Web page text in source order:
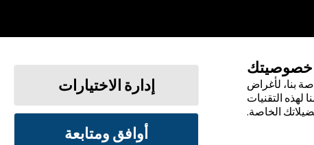
خصوصيتك
بنا، لأغراض
لهذه التقنيات
الخاصة.
إدارة الاختيارات
أوافق ومتابعة